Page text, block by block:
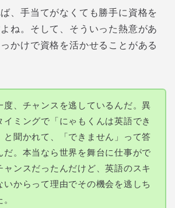
、手当てがなくても勝手に資格を
ね。そして、そういった熱意があ
かけで資格を活かせることがある
度、チャンスを逃しているんだ。異
イミングで「にゃもくんは英語でき
と聞かれて、「できません」って答
だ。本当なら世界を舞台に仕事がで
ャンスだったんだけど、英語のスキ
いからって理由でその機会を逃しち